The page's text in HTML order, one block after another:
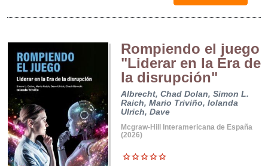
Rompiendo el juego
"Liderar en la Era de
la disrupción"
Albrecht, Chad Dolan, Simon L.
Raich, Mario Triviño, Iolanda
Ulrich, Dave
Mcgraw-Hill Interamericana de España
(2026)